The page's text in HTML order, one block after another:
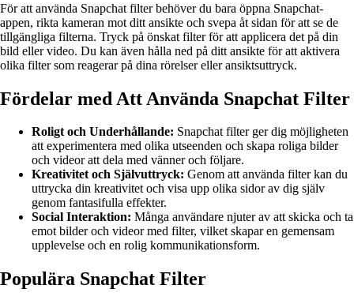
För att använda Snapchat filter behöver du bara öppna Snapchat-
appen, rikta kameran mot ditt ansikte och svepa åt sidan för att se de
tillgängliga filterna. Tryck på önskat filter för att applicera det på din
bild eller video. Du kan även hålla ned på ditt ansikte för att aktivera
olika filter som reagerar på dina rörelser eller ansiktsuttryck.
Fördelar med Att Använda Snapchat Filter
Roligt och Underhållande: Snapchat filter ger dig möjligheten
att experimentera med olika utseenden och skapa roliga bilder
och videor att dela med vänner och följare.
Kreativitet och Självuttryck: Genom att använda filter kan du
uttrycka din kreativitet och visa upp olika sidor av dig själv
genom fantasifulla effekter.
Social Interaktion: Många användare njuter av att skicka och ta
emot bilder och videor med filter, vilket skapar en gemensam
upplevelse och en rolig kommunikationsform.
Populära Snapchat Filter